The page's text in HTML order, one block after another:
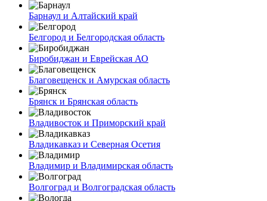
Барнаул и Алтайский край
Белгород и Белгородская область
Биробиджан и Еврейская АО
Благовещенск и Амурская область
Брянск и Брянская область
Владивосток и Приморский край
Владикавказ и Северная Осетия
Владимир и Владимирская область
Волгоград и Волгоградская область